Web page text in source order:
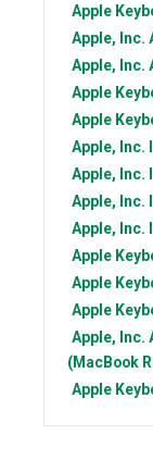
Apple
Apple, Inc.
Apple, Inc.
Apple
Apple
Apple, Inc.
Apple, Inc.
Apple, Inc.
Apple, Inc.
Apple
Apple
Apple
Apple, Inc.
(MacBook
Apple